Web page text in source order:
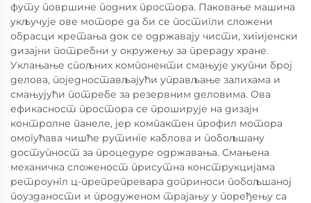
футу површине подних простора. Паковање машина
укључује ове моторе да би се постигли сложени
обрасци кретања док се одржавају чисти, хигијенски
дизајни потребни у окружењу за прераду хране.
Уклањање спољних компоненти смањује укупни број
делова, поједностављајући управљање залихама и
смањујући потребе за резервним деловима. Ова
ефикасност простора се проширује на дизајн
контролне панеле, јер компактен профил мотора
омогућава чишће рутинге каблова и побољшану
доступност за процедуре одржавања. Смањена
механичка сложеност присутна конструкцијама
ретроунгл ц-препрепревара доприноси побољшаној
поузданости и продуженом трајању у поређењу са